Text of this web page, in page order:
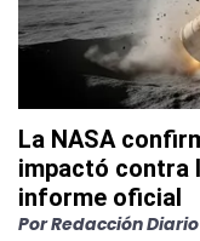
La NASA
impactó contra
informe oficial
PorRedacción